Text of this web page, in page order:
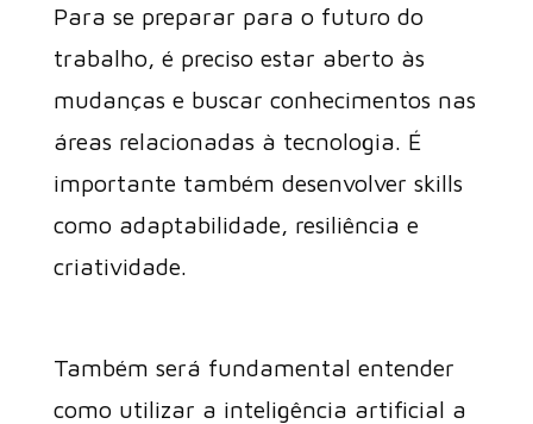
Para se preparar para o futuro do
trabalho, é preciso estar aberto às
mudanças e buscar conhecimentos nas
áreas relacionadas à tecnologia. É
importante também desenvolver skills
como adaptabilidade, resiliência e
criatividade.
Também será fundamental entender
como utilizar a inteligência artificial a